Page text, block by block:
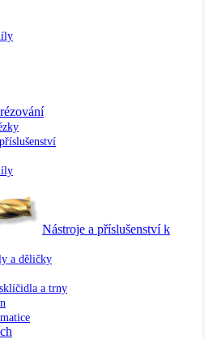
Nástroje a příslušenství k
a děličky
a trny